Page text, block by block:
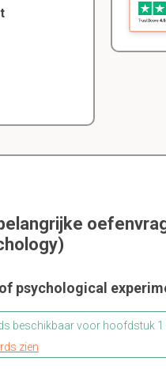
psychological
beschikbaar voor hoofdstuk 1
zien